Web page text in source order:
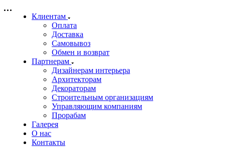
Клиентам
Оплата
Доставка
Самовывоз
Обмен и возврат
Партнерам
Дизайнерам интерьера
Архитекторам
Декораторам
Строительным организациям
Управляющим компаниям
Прорабам
Галерея
О нас
Контакты